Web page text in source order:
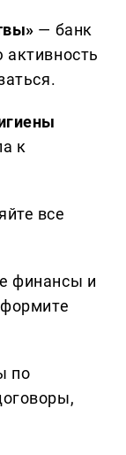
— банк
активность
к
все
финансы и
по